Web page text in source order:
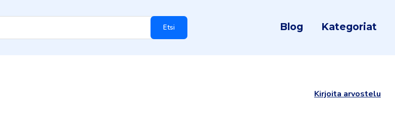
Etsi Blog Kategoriat
Kirjoita arvostelu